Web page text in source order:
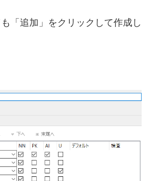
「追加」をクリックして作成し